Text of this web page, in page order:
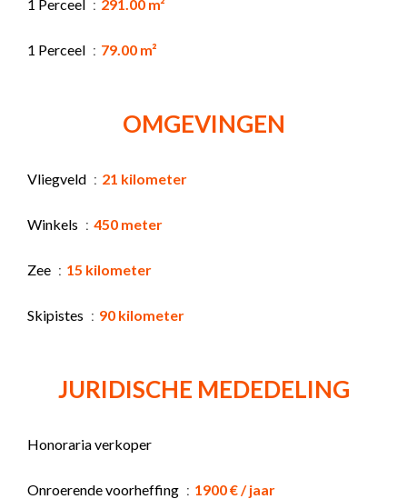
1 Perceel 291.00 m²
1 Perceel 79.00 m²
OMGEVINGEN
Vliegveld 21 kilometer
Winkels 450 meter
Zee 15 kilometer
Skipistes 90 kilometer
JURIDISCHE MEDEDELING
Honoraria verkoper
Onroerende voorheffing 1900 € / jaar